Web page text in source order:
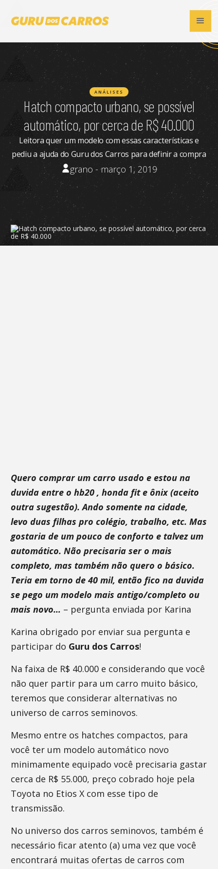
ANÁLISES
Hatch compacto urbano, se possível
automático, por cerca de R$ 40.000
Leitora quer um modelo com essas características e
pediu a ajuda do Guru dos Carros para definir a compra
grano - março 1, 2019
Quero comprar um carro usado e estou na
duvida entre o hb20 , honda fit e ônix (aceito
outra sugestão). Ando somente na cidade,
levo duas filhas pro colégio, trabalho, etc. Mas
gostaria de um pouco de conforto e talvez um
automático. Não precisaria ser o mais
completo, mas também não quero o básico.
Teria em torno de 40 mil, então fico na duvida
se pego um modelo mais antigo/completo ou
mais novo… – pergunta enviada por Karina
Karina obrigado por enviar sua pergunta e
participar do Guru dos Carros!
Na faixa de R$ 40.000 e considerando que você
não quer partir para um carro muito básico,
teremos que considerar alternativas no
universo de carros seminovos.
Mesmo entre os hatches compactos, para
você ter um modelo automático novo
minimamente equipado você precisaria gastar
cerca de R$ 55.000, preço cobrado hoje pela
Toyota no Etios X com esse tipo de
transmissão.
No universo dos carros seminovos, também é
necessário ficar atento (a) uma vez que você
encontrará muitas ofertas de carros com